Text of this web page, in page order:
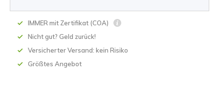
IMMER mit Zertifikat (COA)
Nicht gut? Geld zurück!
Versicherter Versand: kein Risiko
Größtes Angebot